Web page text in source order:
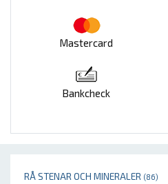
RÅ STENAR OCH MINERALER (86)
Mastercard
Bankcheck